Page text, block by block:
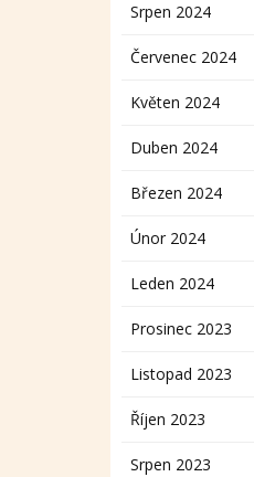
Srpen 2024
Červenec 2024
Květen 2024
Duben 2024
Březen 2024
Únor 2024
Leden 2024
Prosinec 2023
Listopad 2023
Říjen 2023
Srpen 2023